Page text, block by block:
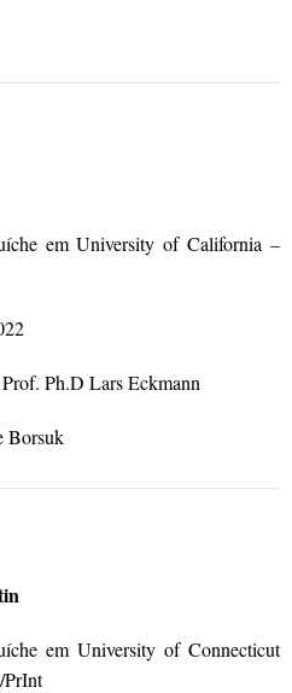
em University of California –
Ph.D Lars Eckmann
Borsuk
em University of Connecticut
PrInt